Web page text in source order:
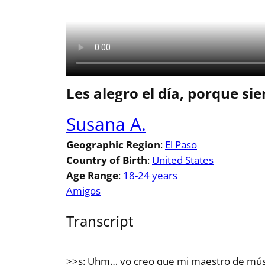
Les alegro el día, porque
Susana A.
Geographic Region: El Paso
Country of Birth: United States
Age Range: 18-24 years
Amigos
Transcript
>>s: Uhm… yo creo que mi maestro de